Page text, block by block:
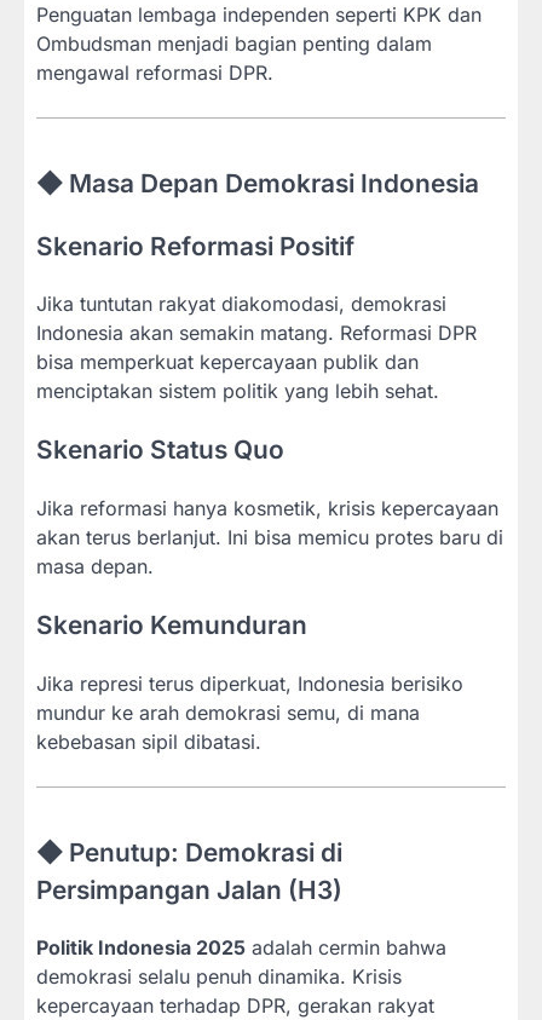
Penguatan lembaga independen seperti KPK dan
Ombudsman menjadi bagian penting dalam
mengawal reformasi DPR.
◆ Masa Depan Demokrasi Indonesia
Skenario Reformasi Positif
Jika tuntutan rakyat diakomodasi, demokrasi
Indonesia akan semakin matang. Reformasi DPR
bisa memperkuat kepercayaan publik dan
menciptakan sistem politik yang lebih sehat.
Skenario Status Quo
Jika reformasi hanya kosmetik, krisis kepercayaan
akan terus berlanjut. Ini bisa memicu protes baru di
masa depan.
Skenario Kemunduran
Jika represi terus diperkuat, Indonesia berisiko
mundur ke arah demokrasi semu, di mana
kebebasan sipil dibatasi.
◆ Penutup: Demokrasi di
Persimpangan Jalan (H3)
Politik Indonesia 2025 adalah cermin bahwa
demokrasi selalu penuh dinamika. Krisis
kepercayaan terhadap DPR, gerakan rakyat